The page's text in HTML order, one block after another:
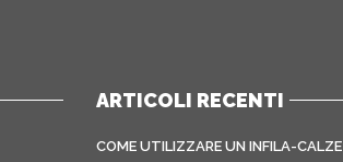
ARTICOLI RECENTI
COME UTILIZZARE UN INFILA-CALZE